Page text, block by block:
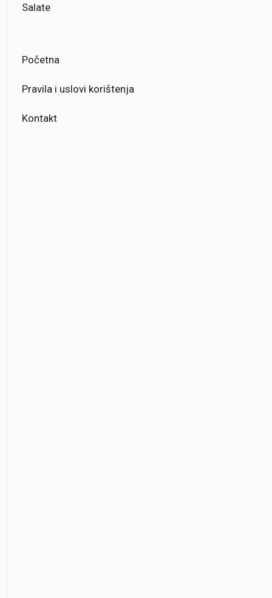
Salate
Početna
Pravila i uslovi korištenja
Kontakt